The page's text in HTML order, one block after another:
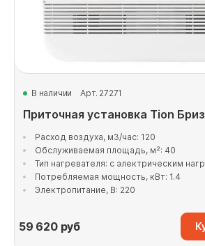
В наличии Арт. 27271
Приточная установка Tion
Расход воздуха, м3/час: 120
Обслуживаемая площадь, м²: 40
Тип нагревателя: с электрическим
Потребляемая мощность, кВт: 1.4
Электропитание, В: 220
59 620руб